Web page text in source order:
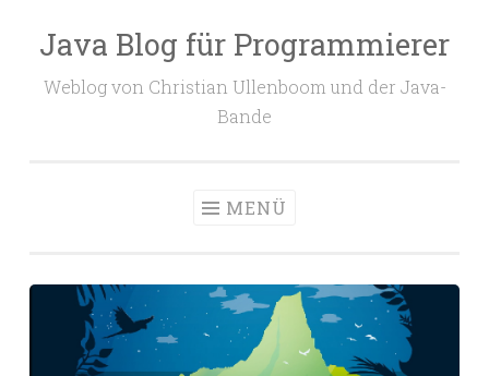
Zum
springen
Java Blog für Programmierer
Weblog von Christian Ullenboom und der Java-
Bande
MENÜ